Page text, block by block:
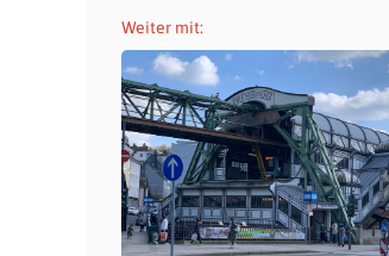
Weiter mit: